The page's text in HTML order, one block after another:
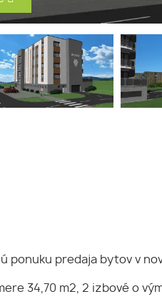
predaja bytov v
34,70 m2, 2 izbové o